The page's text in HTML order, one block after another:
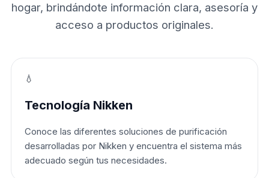
hogar, brindándote información clara, asesoría y
acceso a productos originales.
💧
Tecnología Nikken
Conoce las diferentes soluciones de purificación
desarrolladas por Nikken y encuentra el sistema más
adecuado según tus necesidades.